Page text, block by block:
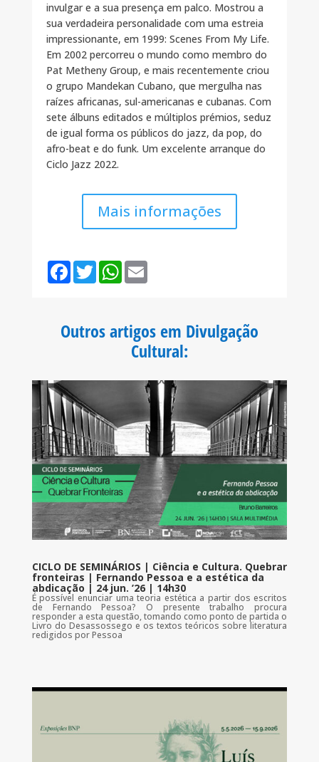
invulgar e a sua presença em palco. Mostrou a
sua verdadeira personalidade com uma estreia
impressionante, em 1999: Scenes From My Life.
Em 2002 percorreu o mundo como membro do
Pat Metheny Group, e mais recentemente criou
o grupo Mandekan Cubano, que mergulha nas
raízes africanas, sul-americanas e cubanas. Com
sete álbuns editados e múltiplos prémios, seduz
de igual forma os públicos do jazz, da pop, do
afro-beat e do funk. Um excelente arranque do
Ciclo Jazz 2022.
Mais informações
F
o
T
w
r
W
A
p
E
Outros artigos em Divulgação
Cultural:
CICLO DE SEMINÁRIOS | Ciência e Cultura. Quebrar
fronteiras | Fernando Pessoa e a estética da
abdicação | 24 jun. ’26 | 14h30
É possível enunciar uma teoria estética a partir dos escritos
de Fernando Pessoa? O presente trabalho procura
responder a esta questão, tomando como ponto de partida o
Livro do Desassossego e os textos teóricos sobre literatura
redigidos por Pessoa